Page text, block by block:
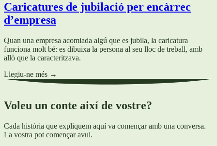
Caricatures de jubilació per encàrrec
d’empresa
Quan una empresa acomiada algú que es jubila, la caricatura
funciona molt bé: es dibuixa la persona al seu lloc de treball, amb
allò que la caracteritzava.
Llegiu-ne més →
Voleu un conte així de vostre?
Cada història que expliquem aquí va començar amb una conversa.
La vostra pot començar avui.